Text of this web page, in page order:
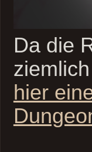
Da die
hier